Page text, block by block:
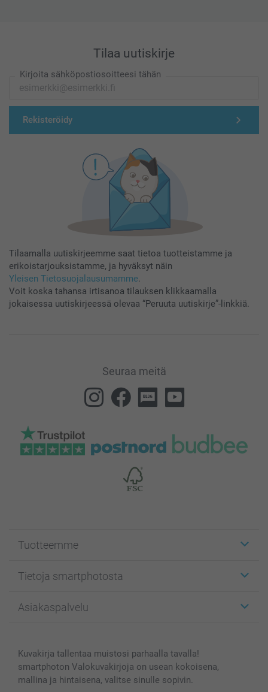
Tilaa uutiskirje
Kirjoita sähköpostiosoitteesi tähän
Rekisteröidy
Tilaamalla uutiskirjeemme saat tietoa tuotteistamme ja
erikoistarjouksistamme, ja hyväksyt näin
Yleisen Tietosuojalausumamme.
Voit koska tahansa irtisanoa tilauksen klikkaamalla
jokaisessa uutiskirjeessä olevaa “Peruuta uutiskirje”-linkkiä.
Seuraa meitä
Tuotteemme
Kuvakortit
Kuvakirjat
Kännykkä & Tabletti
MyNameBook
Tietoja smartphotosta
Affiliate ohjelma
Sivukartta
Ehdot/takuut
Asiakaspalvelu
smartbonus
Hinnat & maksutavat
Kuvakirja tallentaa muistosi parhaalla tavalla!
smartphoton Valokuvakirjoja on usean kokoisena,
mallina ja hintaisena, valitse sinulle sopivin.